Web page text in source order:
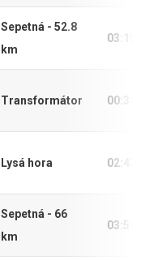
Sepetná - 52.8
km
Transformátor
Lysá hora
Sepetná - 66
km